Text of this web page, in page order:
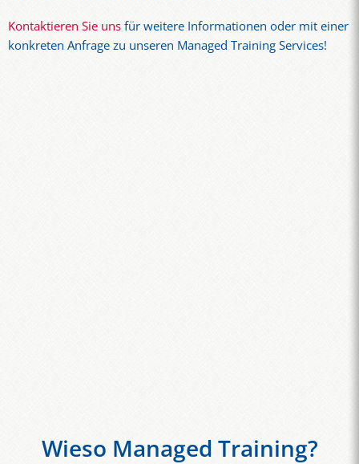
Kontaktieren Sie unsfür weitere Informationen oder mit einer
konkreten Anfrage zu unseren Managed Training Services!
Wieso Managed Training?